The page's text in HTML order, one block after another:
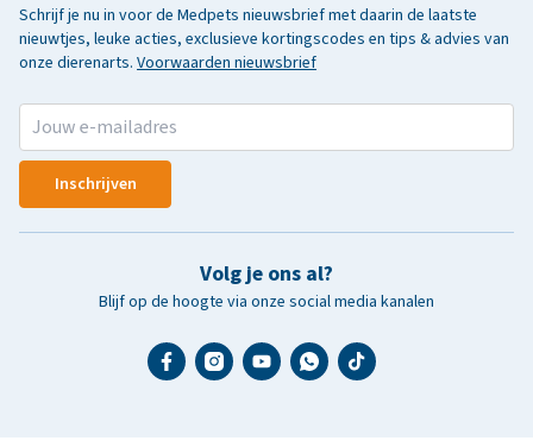
Schrijf je nu in voor de Medpets nieuwsbrief met daarin de laatste
nieuwtjes, leuke acties, exclusieve kortingscodes en tips & advies van
onze dierenarts. Voorwaarden nieuwsbrief
Inschrijven
Volg je ons al?
Blijf op de hoogte via onze social media kanalen